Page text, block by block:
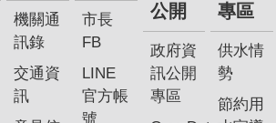
機關通
訊錄
交通資
訊
市長
FB
LINE
官方帳
號
公開
政府資
訊公開
專區
專區
供水情
勢
節約用